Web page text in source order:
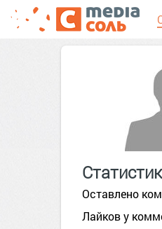
Оставлено
Лайков у